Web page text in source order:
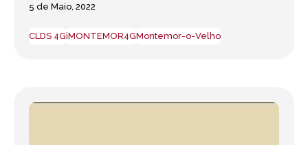
5 de Maio, 2022
CLDS 4GiMONTEMOR4GMontemor-o-Velho